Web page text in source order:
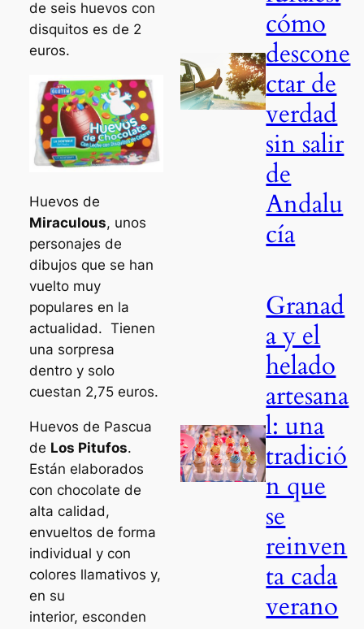
de seis huevos con
disquitos es de 2
euros.
Huevos de
Miraculous, unos
personajes de
dibujos que se han
vuelto muy
populares en la
actualidad. Tienen
una sorpresa
dentro y solo
cuestan 2,75 euros.
Huevos de Pascua
de Los Pitufos.
Están elaborados
con chocolate de
alta calidad,
envueltos de forma
individual y con
colores llamativos y,
en su
interior, esconden
cómo
descone
ctar de
verdad
sin salir
de
Andalu
cía
Granad
a y el
helado
artesana
l: una
tradició
n que
se
reinven
ta cada
verano